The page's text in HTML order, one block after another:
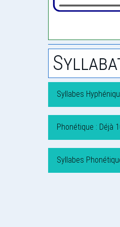
Syllabes
Phonétique : Déjà
Syllabes